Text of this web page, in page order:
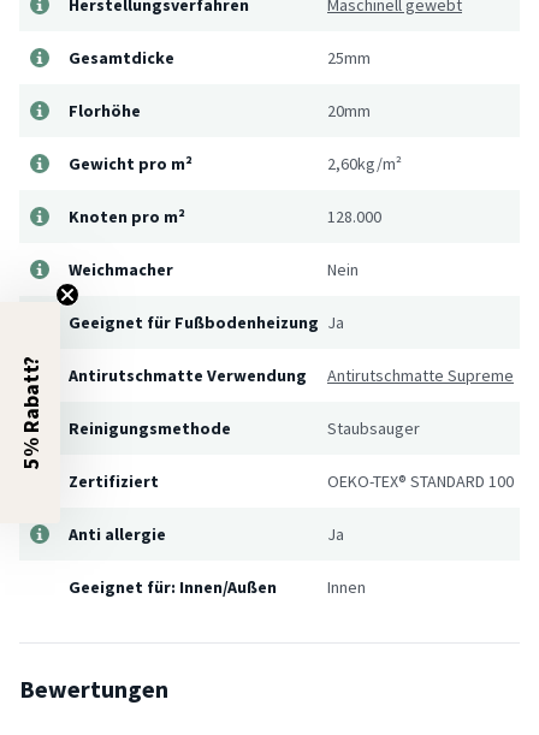
Herstellungsverfahren Maschinell gewebt
Gesamtdicke 25mm
Florhöhe 20mm
Gewicht pro m² 2,60kg/m²
Knoten pro m² 128.000
Weichmacher Nein
Geeignet für Fußbodenheizung Ja
Antirutschmatte Verwendung Antirutschmatte Supreme
Reinigungsmethode Staubsauger
Zertifiziert OEKO-TEX® STANDARD 100
Anti allergie Ja
Geeignet für: Innen/Außen Innen
Bewertungen
5% Rabatt?